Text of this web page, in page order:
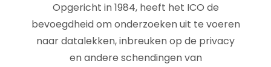
Opgericht in 1984, heeft het ICO de
bevoegdheid om onderzoeken uit te voeren
naar datalekken, inbreuken op de privacy
en andere schendingen van